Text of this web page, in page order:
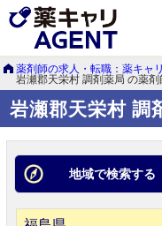
薬剤師の求人・転職：薬キャ
岩瀬郡天栄村 調剤薬局 の薬剤
岩瀬郡天栄村 調
地域で検索する